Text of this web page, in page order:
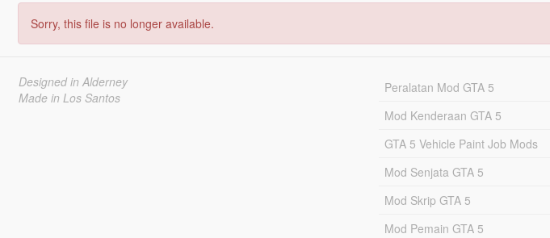
Sorry, this file is no longer available.
Designed in Alderney
Made in Los Santos
Peralatan Mod GTA 5
Mod Kenderaan GTA 5
GTA 5 Vehicle Paint Job Mods
Mod Senjata GTA 5
Mod Skrip GTA 5
Mod Pemain GTA 5